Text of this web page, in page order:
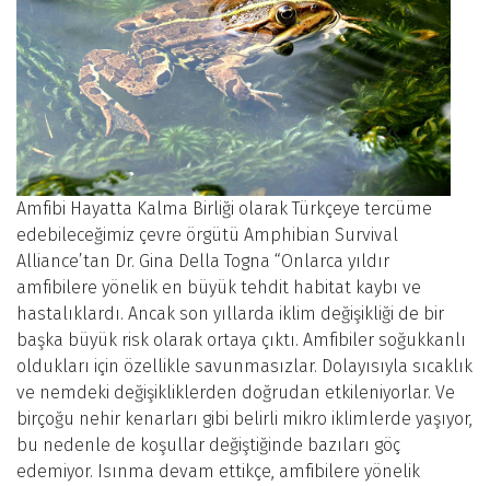
Amfibi Hayatta Kalma Birliği olarak Türkçeye tercüme
edebileceğimiz çevre örgütü Amphibian Survival
Alliance’tan Dr. Gina Della Togna “Onlarca yıldır
amfibilere yönelik en büyük tehdit habitat kaybı ve
hastalıklardı. Ancak son yıllarda iklim değişikliği de bir
başka büyük risk olarak ortaya çıktı. Amfibiler soğukkanlı
oldukları için özellikle savunmasızlar. Dolayısıyla sıcaklık
ve nemdeki değişikliklerden doğrudan etkileniyorlar. Ve
birçoğu nehir kenarları gibi belirli mikro iklimlerde yaşıyor,
bu nedenle de koşullar değiştiğinde bazıları göç
edemiyor. Isınma devam ettikçe, amfibilere yönelik